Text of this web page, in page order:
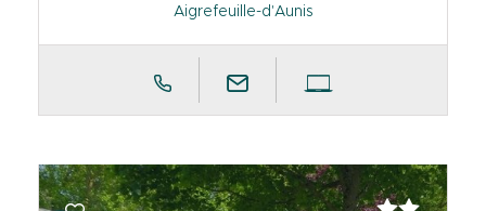
Aigrefeuille-d'Aunis